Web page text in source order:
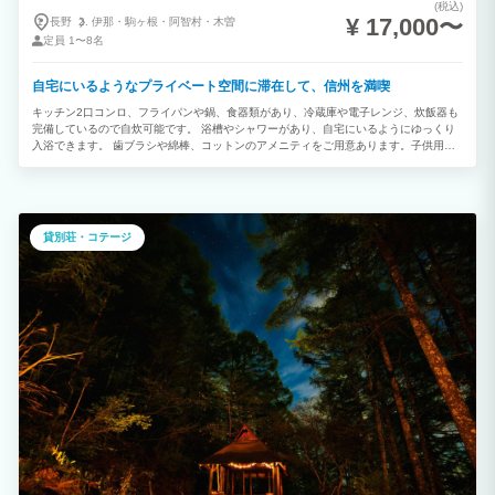
長野 伊那・ 駒ヶ根・ 阿智村・ 木曽
定員 1〜8名
(税込)
¥ 17,000〜
自宅にいるようなプライベート空間に滞在して、信州を満喫
キッチン2口コンロ、フライパンや鍋、食器類があり、冷蔵庫や電子レンジ、炊飯器も
完備しているので自炊可能です。 浴槽やシャワーがあり、自宅にいるようにゆっくり
入浴できます。 歯ブラシや綿棒、コットンのアメニティをご用意あります。子供用の
全身シャンプーもご用意があります
貸別荘・コテージ